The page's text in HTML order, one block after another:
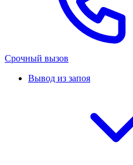
Срочный вызов
Вывод из запоя